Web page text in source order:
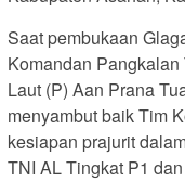
Saat pembukaan
Komandan
Laut (P) Aan Prana
menyambut baik Tim
kesiapan prajurit
TNI AL Tingkat P1